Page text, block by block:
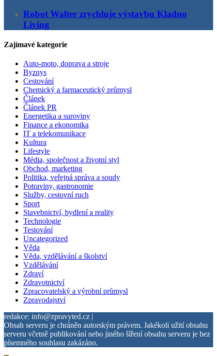
Robot Walter zrychluje výstavbu Kladno
Living
Zajímavé kategorie
Auto-moto, doprava a stroje
Byznys
Cestování
Chemický a farmaceutický průmysl
Článek
Článek PR
Energetika a suroviny
Finance a ekonomika
IT a telekomunikace
Kultura
Lifestyle
Média, společnost a životní styl
Obchod, marketing
Politika, veřejná správa a soudy
Potraviny, gastronomie
Služby, cestovní ruch
Sport
Stavebnictví, bydlení a reality
Technologie
Testování
Uncategorized
Věda
Věda, vzdělávání a školství
Vzdělávání
Zdraví
Zdravotnictví
Zpracovatelský a výrobní průmysl
Zpravodajství
redakce: info@zpravyted.cz |
Obsah serveru je chráněn autorským právem. Jakékoli užití obsahu
serveru včetně publikování nebo jiného šíření obsahu serveru je bez
písemného souhlasu zakázáno.